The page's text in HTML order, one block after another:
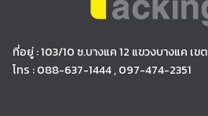
ที่อยู่ : 103/10 ซ.บางแค 12 แขวงบางแค เ
โทร : 088-637-1444 , 097-474-2351